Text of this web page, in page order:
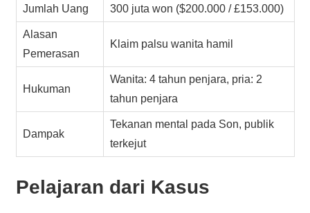
Jumlah Uang 300 juta won ($200.000 / £153.000)
Alasan
Pemerasan
Klaim palsu wanita hamil
Hukuman
Wanita: 4 tahun penjara, pria: 2
tahun penjara
Dampak
Tekanan mental pada Son, publik
terkejut
Pelajaran dari Kasus